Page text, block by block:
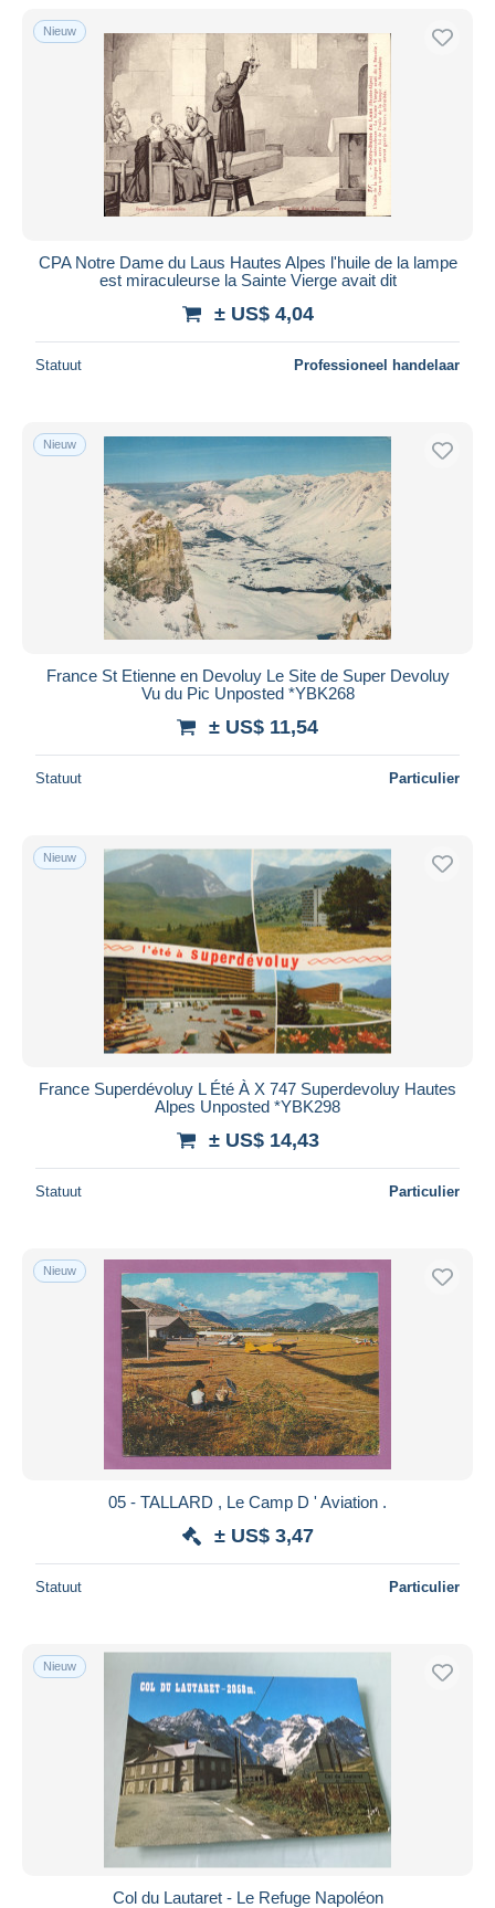
Alleen met korting
Gratis levering
Betaalmiddelen
PayPal
Bankoverschrijving
Visa
Mastercard
iDeal
Woonplaats van de verkoper
Toepassen
Nieuw
CPA Notre Dame du Laus Hautes Alpes l'huile de la lampe
est miraculeurse la Sainte Vierge avait dit
± US$ 4,04
Statuut Professioneel handelaar
Nieuw
France St Etienne en Devoluy Le Site de Super Devoluy
Vu du Pic Unposted *YBK268
± US$ 11,54
Statuut Particulier
Nieuw
France Superdévoluy L Été À X 747 Superdevoluy Hautes
Alpes Unposted *YBK298
± US$ 14,43
Statuut Particulier
Nieuw
05 - TALLARD , Le Camp D ' Aviation .
± US$ 3,47
Statuut Particulier
Nieuw
Col du Lautaret - Le Refuge Napoléon